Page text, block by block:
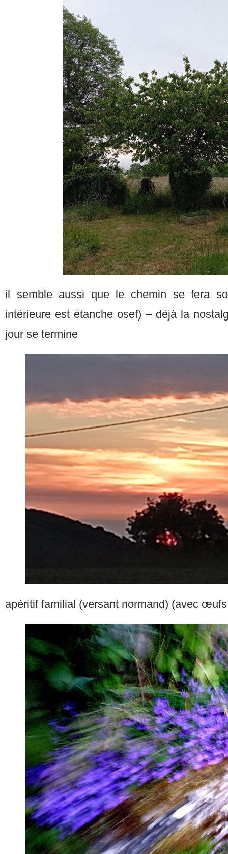
il semble aussi que le chemin se fera
intérieure est étanche osef) – déjà la
jour se termine
apéritif familial (versant normand) (avec